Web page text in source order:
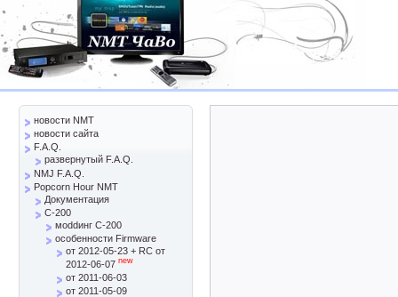
новости NMT
новости сайта
F.A.Q.
развернутый F.A.Q.
NMJ F.A.Q.
Popcorn Hour NMT
Документация
C-200
моddинг C-200
особенности Firmware
от 2012-05-23 + RC от
2012-06-07 new
от 2011-06-03
от 2011-05-09